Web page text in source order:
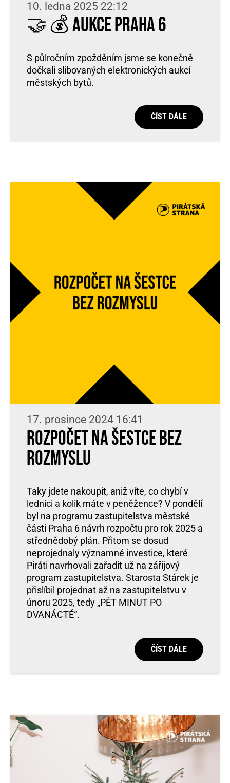
10. ledna 2025 22:12
🤝 💰 Aukce Praha 6
S půlročním zpožděním jsme se konečně
dočkali slibovaných elektronických aukcí
městských bytů.
ČÍST DÁLE
17. prosince 2024 16:41
Rozpočet na Šestce bez
rozmyslu
Taky jdete nakoupit, aniž víte, co chybí v
lednici a kolik máte v peněžence? V pondělí
byl na programu zastupitelstva městské
části Praha 6 návrh rozpočtu pro rok 2025 a
střednědobý plán. Přitom se dosud
neprojednaly významné investice, které
Piráti navrhovali zařadit už na zářijový
program zastupitelstva. Starosta Stárek je
přislíbil projednat až na zastupitelstvu v
únoru 2025, tedy „PĚT MINUT PO
DVANÁCTÉ“.
ČÍST DÁLE